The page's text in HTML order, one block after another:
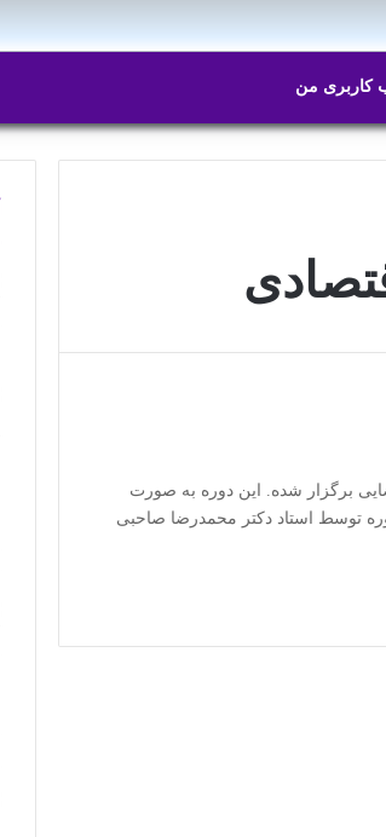
کاربری من
برگزار شده. این دوره به صورت
توسط استاد دکتر محمدرضا صاحبی